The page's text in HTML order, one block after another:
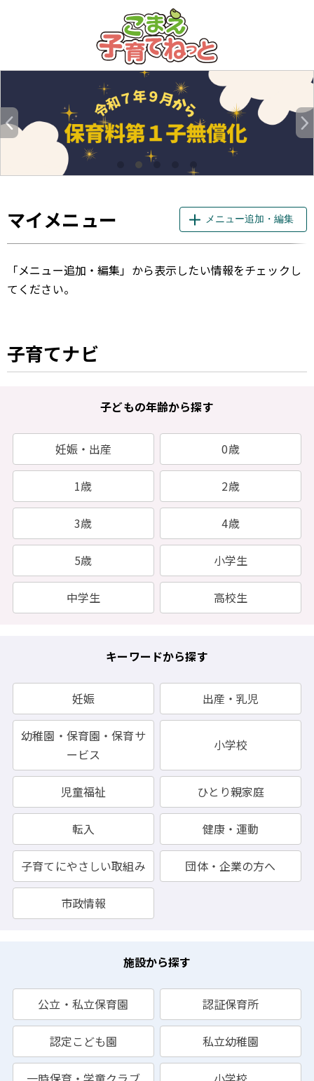
このページの本文へ
マイメニュー メニュー追加・編集
「メニュー追加・編集」から表示したい情報をチェックし
てください。
子育てナビ
子どもの年齢から探す
妊娠・出産 0歳
1歳 2歳
3歳 4歳
5歳 小学生
中学生 高校生
キーワードから探す
妊娠 出産・乳児
幼稚園・保育園・保育サ
ービス
小学校
児童福祉 ひとり親家庭
転入 健康・運動
子育てにやさしい取組み 団体・企業の方へ
市政情報
施設から探す
公立・私立保育園 認証保育所
認定こども園 私立幼稚園